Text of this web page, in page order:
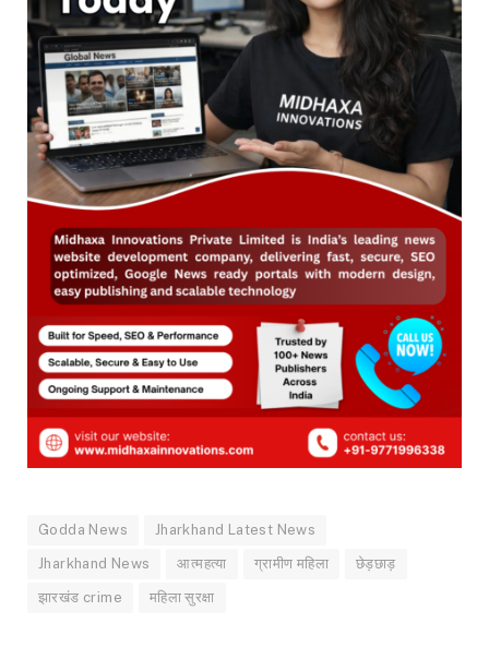
Godda News Jharkhand Latest News
Jharkhand News आत्महत्या ग्रामीण महिला छेड़छाड़
झारखंड crime महिला सुरक्षा